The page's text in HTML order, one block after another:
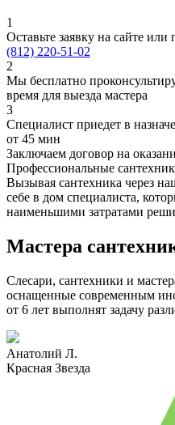
1
Оставьте заявку на сайте
(812) 220-51-02
2
Мы бесплатно
время для выезда мастера
3
Специалист приедет в
от 45 мин
Заключаем договор на
Профессиональные
Вызывая сантехника через
себе в дом специалиста,
наименьшими затратами
Мастера
Слесари, сантехники и
оснащенные современным
от 6 лет выполнят задачу
Анатолий Л.
Красная Звезда